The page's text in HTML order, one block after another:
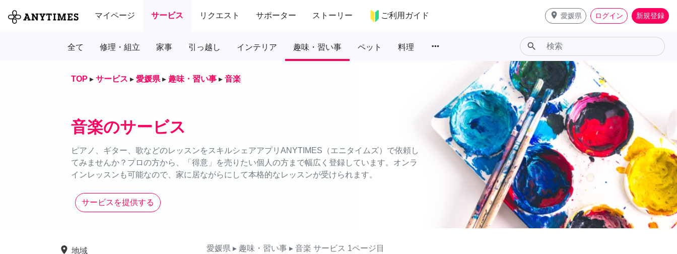
マイページ サービス リクエスト サポーター ストーリー ご利用ガイド place 愛媛県 ログイン 新規登録
全て 修理・組立 家事 引っ越し インテリア 趣味・習い事 ペット 料理 more_horiz search
TOP ▸ サービス ▸ 愛媛県 ▸ 趣味・習い事 ▸ 音楽
音楽のサービス
ピアノ、ギター、歌などのレッスンをスキルシェアアプリANYTIMES（エニタイムズ）で依頼し
てみませんか？プロの方から、「得意」を売りたい個人の方まで幅広く登録しています。オンラ
インレッスンも可能なので、家に居ながらにして本格的なレッスンが受けられます。
サービスを提供する
place 地域 愛媛県 ▸ 趣味・習い事 ▸ 音楽 サービス 1ページ目